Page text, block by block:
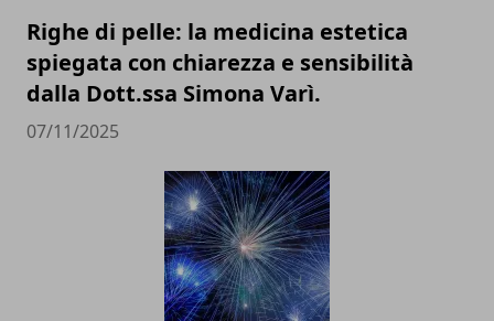
Righe di pelle: la medicina estetica
spiegata con chiarezza e sensibilità
dalla Dott.ssa Simona Varì.
07/11/2025